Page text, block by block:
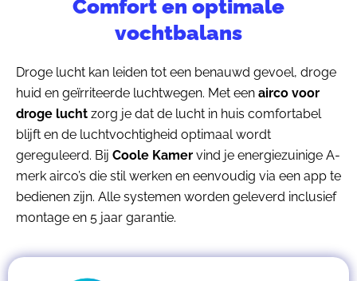
Comfort en optimale
vochtbalans
Droge lucht kan leiden tot een benauwd gevoel, droge
huid en geïrriteerde luchtwegen. Met een airco voor
droge lucht zorg je dat de lucht in huis comfortabel
blijft en de luchtvochtigheid optimaal wordt
gereguleerd. Bij Coole Kamer vind je energiezuinige A-
merk airco’s die stil werken en eenvoudig via een app te
bedienen zijn. Alle systemen worden geleverd inclusief
montage en 5 jaar garantie.